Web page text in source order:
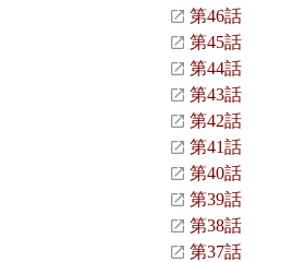
第46話
第45話
第44話
第43話
第42話
第41話
第40話
第39話
第38話
第37話